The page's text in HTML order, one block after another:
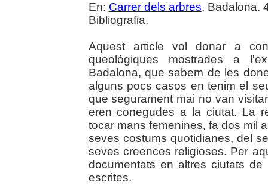
En: Carrer dels arbres. Badalona.
Bibliografia.
Aquest article vol donar a
queològiques mostrades a
Badalona, que sabem de les
alguns pocs casos en tenim el
que segurament mai no van
eren conegudes a la ciutat. La
tocar mans femenines, fa dos mil
seves costums quotidianes, del
seves creences religioses. Per
documentats en altres ciutats
escrites.